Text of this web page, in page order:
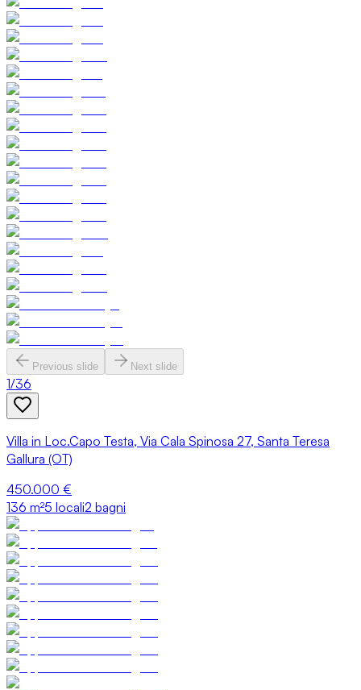
Previous slide Next slide
1/36
Villa in Loc.Capo Testa, Via Cala Spinosa 27, Santa Teresa
Gallura (OT)
450.000 €
136 m²5 locali2 bagni